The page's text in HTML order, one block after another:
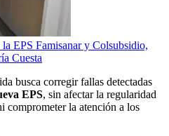
EPS Famisanar y Colsubsidio,
Cuesta
busca corregir fallas detectadas
EPS, sin afectar la regularidad
comprometer la atención a los